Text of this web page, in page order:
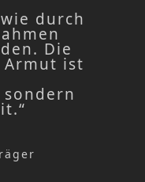
durch
Die
ist